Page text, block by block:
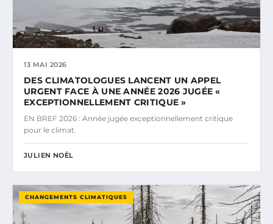
13 MAI 2026
DES CLIMATOLOGUES LANCENT UN APPEL
URGENT FACE À UNE ANNÉE 2026 JUGÉE «
EXCEPTIONNELLEMENT CRITIQUE »
EN BREF 2026 : Année jugée exceptionnellement critique
pour le climat.
JULIEN NOËL
CHANGEMENTS CLIMATIQUES